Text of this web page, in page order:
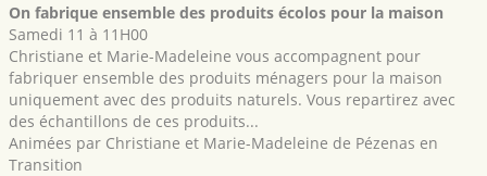
On fabrique ensemble des produits écolos pour la maison
Samedi 11 à 11H00
Christiane et Marie-Madeleine vous accompagnent pour
fabriquer ensemble des produits ménagers pour la maison
uniquement avec des produits naturels. Vous repartirez avec
des échantillons de ces produits...
Animées par Christiane et Marie-Madeleine de Pézenas en
Transition